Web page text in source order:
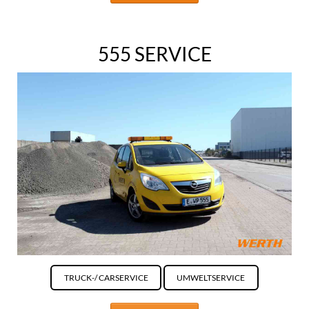
555 SERVICE
TRUCK-/ CARSERVICE UMWELTSERVICE